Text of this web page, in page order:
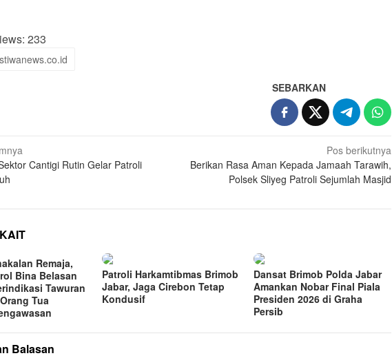
233
SEBARKAN
Cantigi Rutin Gelar Patroli
Pos berikutnya
Berikan Rasa Aman Kepada Jamaah Tarawih,
Polsek Sliyeg Patroli Sejumlah Masjid
Remaja,
Bina Belasan
Tawuran
Tua
Patroli Harkamtibmas Brimob
Jabar, Jaga Cirebon Tetap
Kondusif
Dansat Brimob Polda Jabar
Amankan Nobar Final Piala
Presiden 2026 di Graha
Persib
Balasan